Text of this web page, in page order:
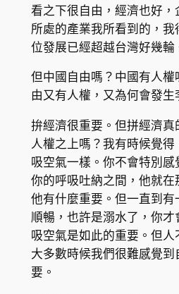
看之下很自由，經濟也好
所處的產業我所看到的，
位發展已經超越台灣好幾輪
但中國自由嗎？中國有人權
由又有人權，又為何會發生
拚經濟很重要。但拼經濟
人權之上嗎？我有時候覺
吸空氣一樣。你不會特別
你的呼吸吐納之間，他就
他有什麼重要。但一直到
順暢，也許是溺水了，你
吸空氣是如此的重要。但
大多數時候我們很難感覺
要。